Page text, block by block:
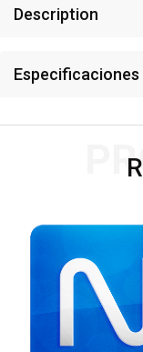
Description
Especificaciones